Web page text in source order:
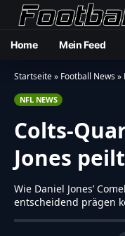
Home Mein Feed
Startseite» Football News»
NFL NEWS
Colts-
Jones
Wie Daniel Jones’
entscheidend prägen